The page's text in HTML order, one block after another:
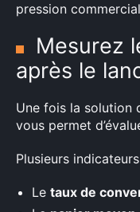
pression
Mesurez
après le
Une fois la solution
vous permet
Plusieurs
Le taux de